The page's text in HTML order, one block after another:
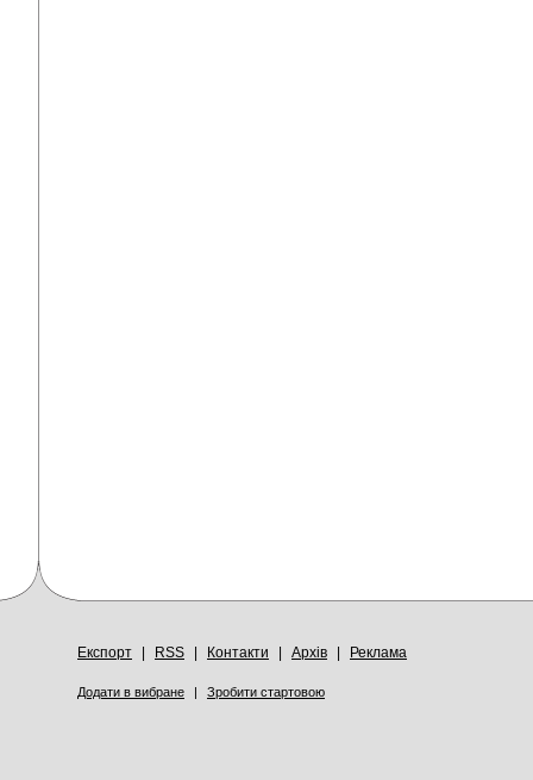
Експорт RSS Контакти Архів Реклама
Додати в вибране | Зробити стартовою